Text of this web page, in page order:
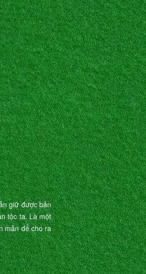
giữ được bản
tộc ta. Là một
mẫn để cho ra